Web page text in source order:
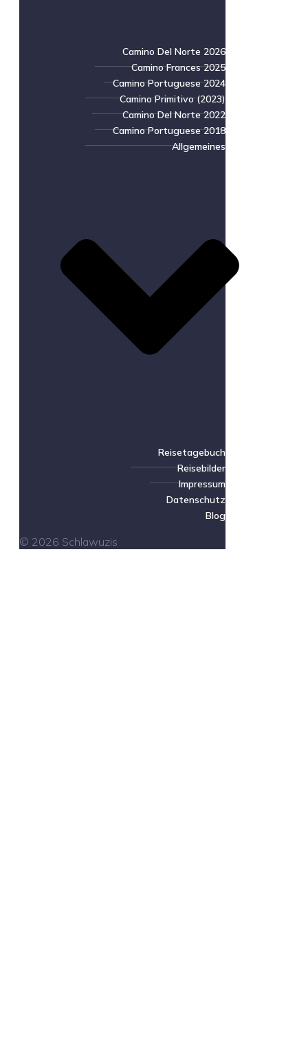
Camino Del Norte 2026
Camino Frances 2025
Camino Portuguese 2024
Camino Primitivo (2023)
Camino Del Norte 2022
Camino Portuguese 2018
Allgemeines
Reisetagebuch
Reisebilder
Impressum
Datenschutz
Blog
© 2026 Schlawuzis